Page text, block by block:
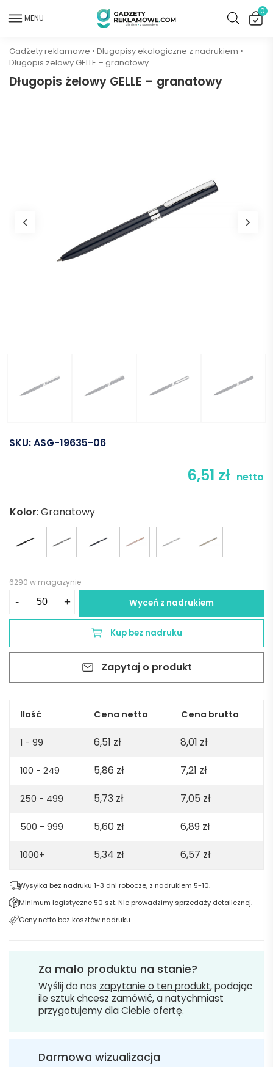
MENU
0
Gadżety reklamowe • Długopisy ekologiczne z nadrukiem •
Długopis żelowy GELLE – granatowy
Długopis żelowy GELLE – granatowy
SKU:ASG-19635-06
6,51 zł netto
Kolor: Granatowy
6290 w magazynie
-
-
+ Wyceń z nadrukiem
Kup bez nadruku
Zapytaj o produkt
Ilość Cena netto Cena brutto
1 - 99 6,51 zł 8,01 zł
100 - 249 5,86 zł 7,21 zł
250 - 499 5,73 zł 7,05 zł
500 - 999 5,60 zł 6,89 zł
1000+ 5,34 zł 6,57 zł
Wysyłka bez nadruku 1-3 dni robocze, z nadrukiem 5-10.
Minimum logistyczne 50 szt. Nie prowadzimy sprzedaży detalicznej.
Ceny netto bez kosztów nadruku.
Za mało produktu na stanie?
Wyślij do nas zapytanie o ten produkt, podając
ile sztuk chcesz zamówić, a natychmiast
przygotujemy dla Ciebie ofertę.
Darmowa wizualizacja